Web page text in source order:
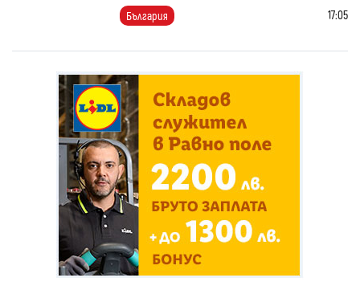
България 17:05